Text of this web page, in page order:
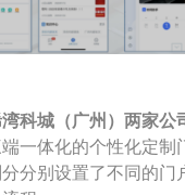
科城（广州）两家公
一体化的个性化定制
分别设置了不同的门